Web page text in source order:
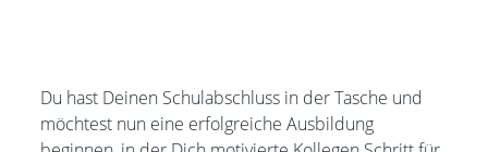
Du hast Deinen Schulabschluss in der Tasche und
möchtest nun eine erfolgreiche Ausbildung